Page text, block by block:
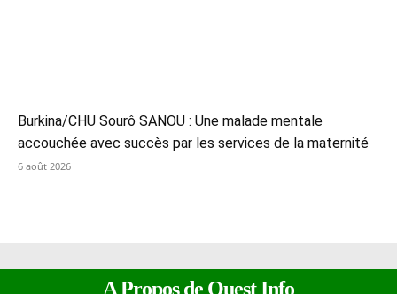
Burkina/CHU Sourô SANOU : Une malade mentale
accouchée avec succès par les services de la maternité
6 août 2026
A Propos de Ouest Info